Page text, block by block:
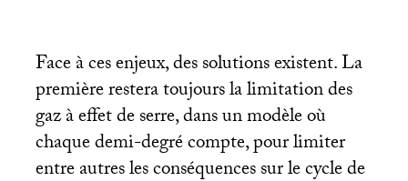
Face à ces enjeux, des solutions existent. La
première restera toujours la limitation des
gaz à effet de serre, dans un modèle où
chaque demi-degré compte, pour limiter
entre autres les conséquences sur le cycle de